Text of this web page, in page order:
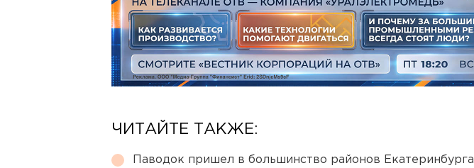
ЧИТАЙТЕ ТАКЖЕ:
Паводок пришел в большинство районов Екатеринбурга